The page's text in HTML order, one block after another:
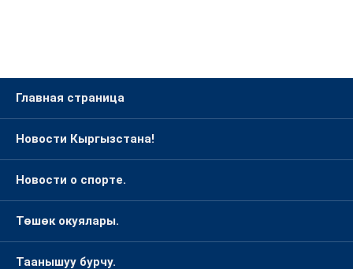
Главная страница
Новости Кыргызстана!
Новости о спорте.
Төшөк окуялары.
Таанышуу бурчу.